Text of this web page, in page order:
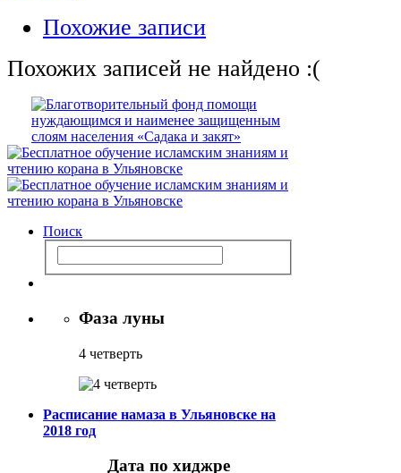
Похожие записи
Похожих записей не найдено :(
Поиск
Фаза луны
4 четверть
Расписание намаза в Ульяновске на
2018 год
Дата по хиджре